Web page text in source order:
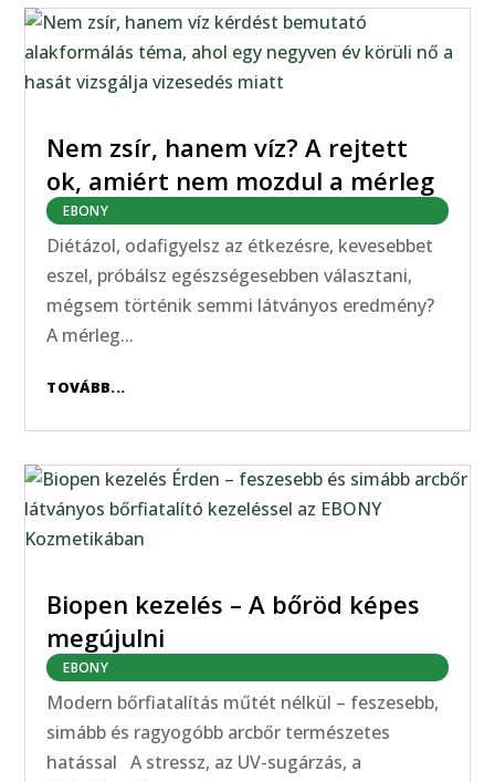
Nem zsír, hanem víz? A rejtett
ok, amiért nem mozdul a mérleg
EBONY
Diétázol, odafigyelsz az étkezésre, kevesebbet
eszel, próbálsz egészségesebben választani,
mégsem történik semmi látványos eredmény?
A mérleg...
TOVÁBB...
Biopen kezelés – A bőröd képes
megújulni
EBONY
Modern bőrfiatalítás műtét nélkül – feszesebb,
simább és ragyogóbb arcbőr természetes
hatással A stressz, az UV-sugárzás, a